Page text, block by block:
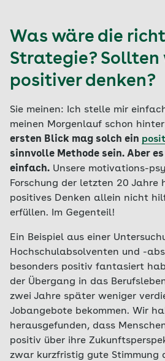
Was wäre die
Strategie? Sollten
positiver denken?
Sie meinen: Ich stelle mir
meinen Morgenlauf schon
ersten Blick mag solch ein
sinnvolle Methode sein. Aber
einfach. Unsere motivations-
Forschung der letzten 20 Jahre
positives Denken allein nicht
erfüllen. Im Gegenteil!
Ein Beispiel aus einer
Hochschulabsolventen und -
besonders positiv fantasiert
der Übergang in das
zwei Jahre später weniger
Jobangebote bekommen. Wir
herausgefunden, dass
positiv über ihre
zwar kurzfristig gute Stimmung